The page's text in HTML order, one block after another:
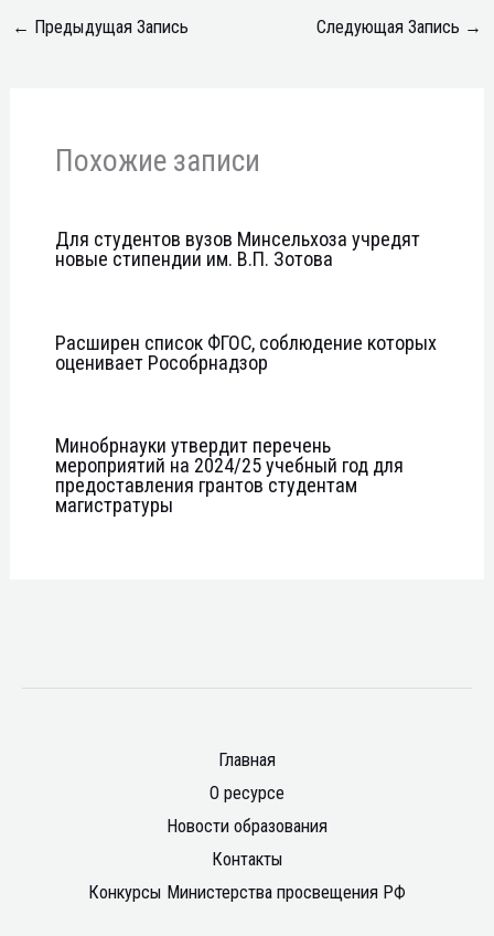
← Предыдущая Запись Следующая Запись →
Похожие записи
Для студентов вузов Минсельхоза учредят
новые стипендии им. В.П. Зотова
Расширен список ФГОС, соблюдение которых
оценивает Рособрнадзор
Минобрнауки утвердит перечень
мероприятий на 2024/25 учебный год для
предоставления грантов студентам
магистратуры
Главная
О ресурсе
Новости образования
Контакты
Конкурсы Министерства просвещения РФ